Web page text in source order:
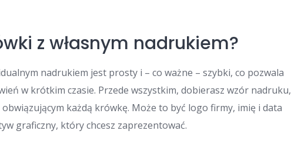
z własnym nadrukiem?
nadrukiem jest prosty i – co ważne – szybki, co pozwala
w krótkim czasie. Przede wszystkim, dobierasz wzór nadruku,
każdą krówkę. Może to być logo firmy, imię i data
graficzny, który chcesz zaprezentować.